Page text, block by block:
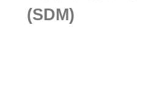
(SDM)